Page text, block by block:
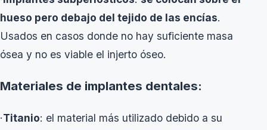
hueso pero debajo del tejido de las encías.
Usados en casos donde no hay suficiente masa
ósea y no es viable el injerto óseo.
Materiales de implantes dentales:
·Titanio: el material más utilizado debido a su